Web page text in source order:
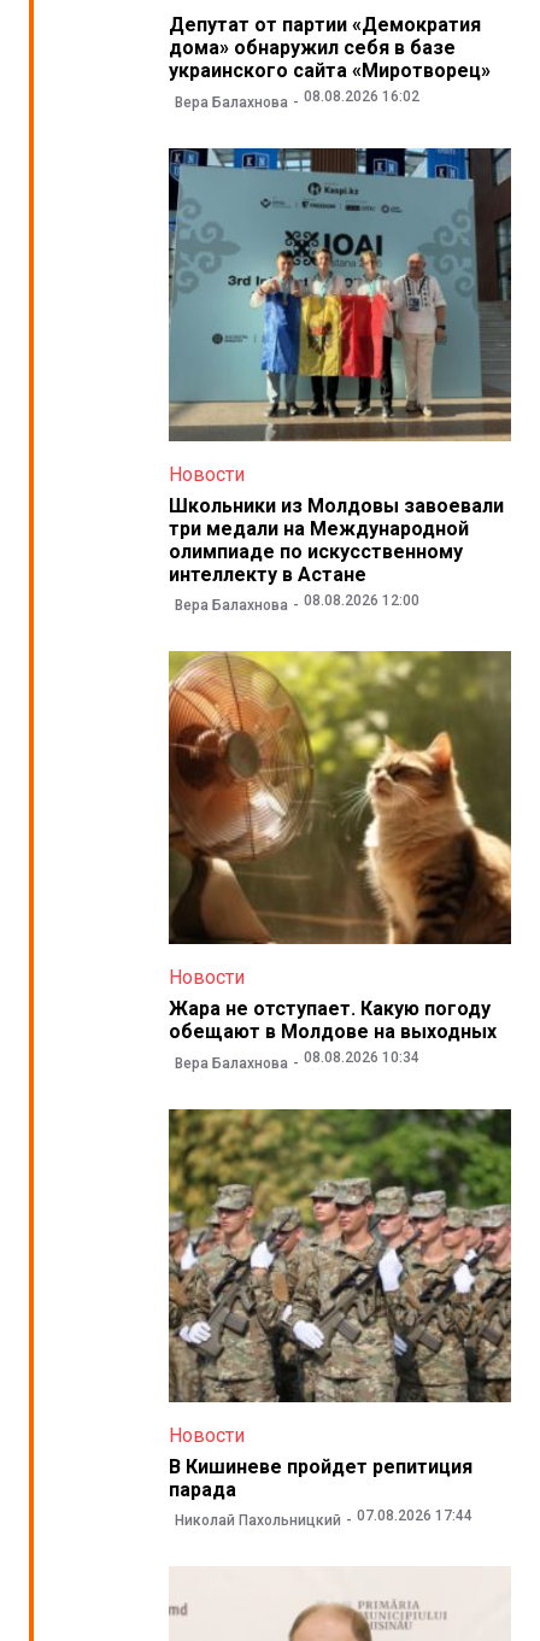
Депутат от партии «Демократия
дома» обнаружил себя в базе
украинского сайта «Миротворец»
Вера Балахнова 08.08.2026 16:02
Новости
Школьники из Молдовы завоевали
три медали на Международной
олимпиаде по искусственному
интеллекту в Астане
Вера Балахнова 08.08.2026 12:00
Новости
Жара не отступает. Какую погоду
обещают в Молдове на выходных
Вера Балахнова 08.08.2026 10:34
Новости
В Кишиневе пройдет репитиция
парада
Николай Пахольницкий 07.08.2026 17:44